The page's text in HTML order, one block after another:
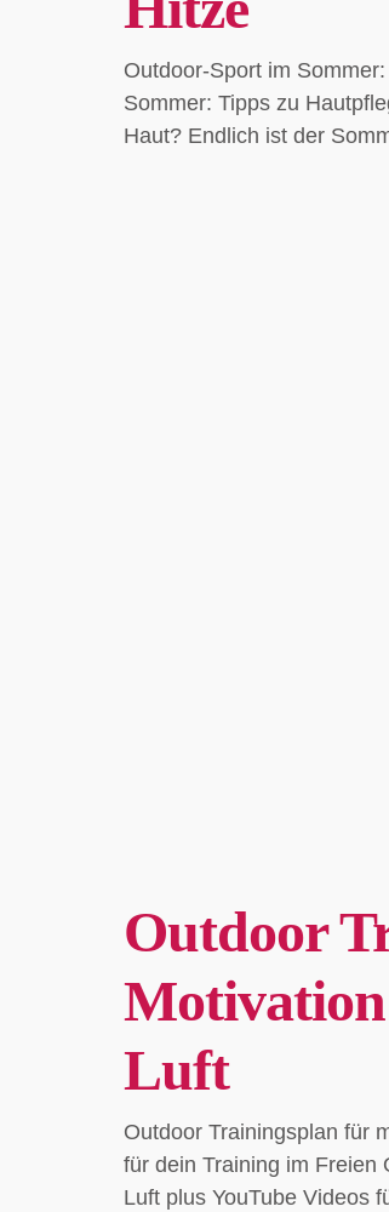
Outdoor-Sport im
Sommer: Tipps zu
Haut? Endlich ist der
Outdoor
Luft
Outdoor Trainingsplan für
für dein Training im Freien
Luft plus YouTube Videos